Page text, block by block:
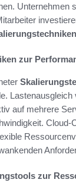
Unternehmen
zur
Lastenausgleich
auf mehrere
Cloud-
zur